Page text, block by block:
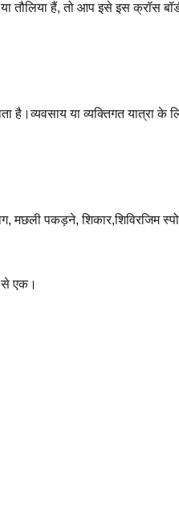
तौलिया हैं, तो आप इसे इस क्रॉस
है।व्यवसाय या व्यक्तिगत यात्रा के
पकड़ने, शिकार,शिविरजिम
से एक।